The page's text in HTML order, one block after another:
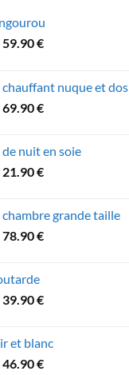
Le
était :
64.90 €.
59.90€Le
est :
59.90 €.
nuque et dos
Le
était :
79.90 €.
69.90€Le
est :
69.90 €.
nuit en soie
Le
était :
27.90 €.
21.90€Le
est :
21.90 €.
chambre grande taille
Le
était :
89.90 €.
78.90€Le
78.90 €.
Le
était :
47.90 €.
39.90€Le
est :
39.90 €.
et blanc
Le
46.90€Le